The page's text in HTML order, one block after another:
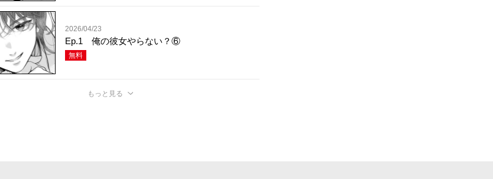
2026/04/23
Ep.1 俺の彼女やらない？⑥
無料
もっと見る